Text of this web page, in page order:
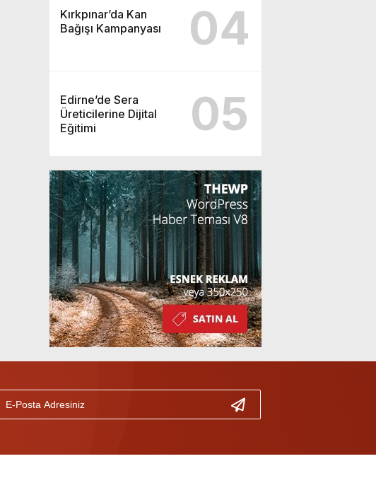
Kırkpınar’da Kan
Bağışı Kampanyası
04
Edirne’de Sera
Üreticilerine Dijital
Eğitimi
05